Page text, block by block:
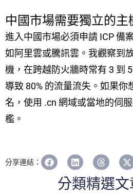
中國市場需要獨立的主
進入中國市場必須申請 ICP 備
如阿里雲或騰訊雲。我觀察到
機，在跨越防火牆時常有 3 到
導致 80% 的流量流失。如果你
名，使用 .cn 網域或當地的伺
檻。
分享連結：
分類精選